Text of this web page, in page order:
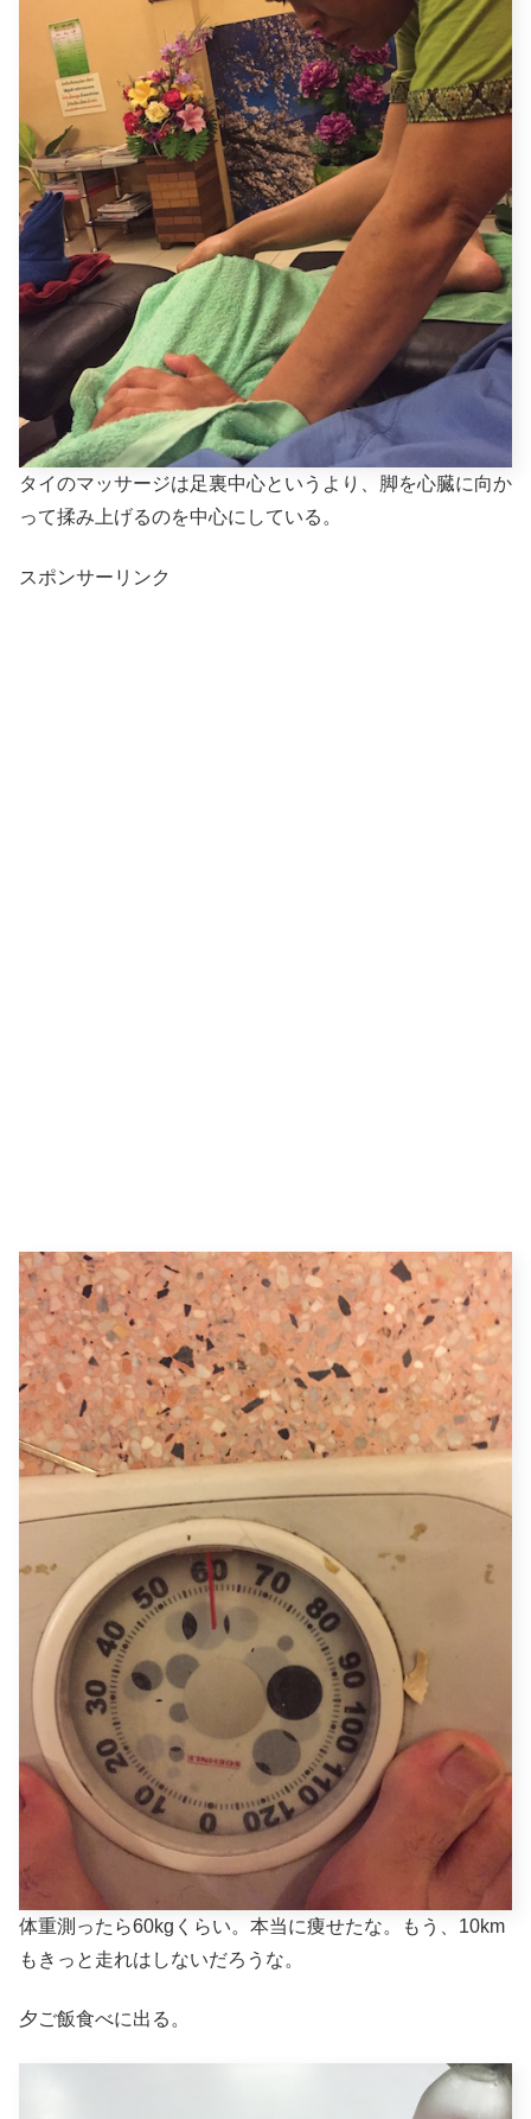
タイのマッサージは足裏中心というより、脚を心臓に向か
って揉み上げるのを中心にしている。
スポンサーリンク
体重測ったら60kgくらい。本当に痩せたな。もう、10km
もきっと走れはしないだろうな。
夕ご飯食べに出る。